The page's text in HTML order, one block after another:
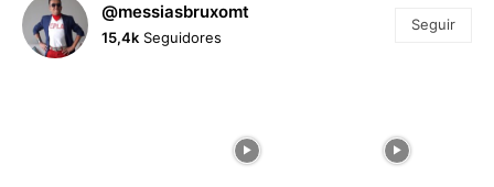
@messiasbruxomt
15,4k Seguidores
Seguir